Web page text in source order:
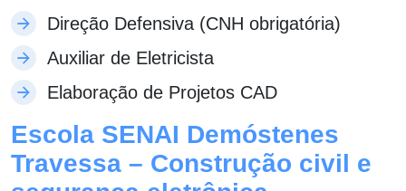
Direção Defensiva (CNH obrigatória)
Auxiliar de Eletricista
Elaboração de Projetos CAD
Escola SENAI Demóstenes
Travessa – Construção civil e